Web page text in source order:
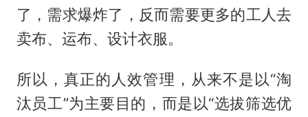
了，需求爆炸了，反而需要更多的工人去
卖布、运布、设计衣服。
所以，真正的人效管理，从来不是以“淘
汰员工”为主要目的，而是以“选拔筛选优